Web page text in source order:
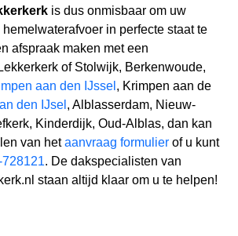
is dus onmisbaar om uw
in perfecte staat te
afspraak maken met een
of Stolwijk, Berkenwoude,
aan den IJssel , Krimpen aan de
den IJsel , Alblasserdam, Nieuw-
Kinderdijk, Oud-Alblas, dan kan
van hetaanvraag formulierof u kunt
. De dakspecialisten van
staan altijd klaar om u te helpen!